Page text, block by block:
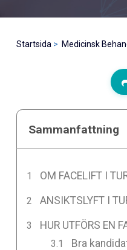
Startsida Medicinsk
Sammanfattning
OM FACELIFT I
ANSIKTSLYFT I
HUR UTFÖRS EN
Bra